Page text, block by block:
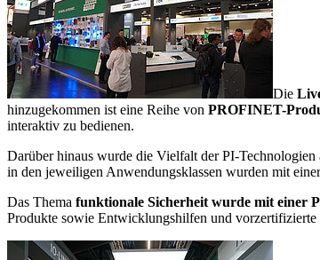
Die
hinzugekommen ist eine Reihe von PROFINET-
interaktiv zu bedienen.
Darüber hinaus wurde die Vielfalt der PI-
in den jeweiligen Anwendungsklassen wurden mit
Das Thema funktionale Sicherheit wurde mit einer
Produkte sowie Entwicklungshilfen und vorzertifizierte